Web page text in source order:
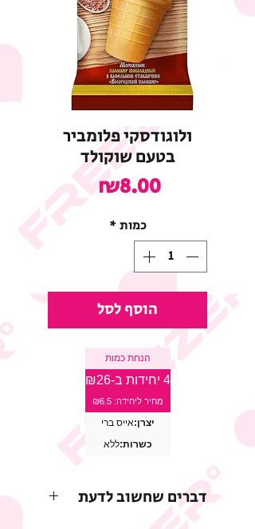
ולוגודסקי פלומביר
בטעם שוקולד
₪8.00מחיר
כמות *
הוסף לסל
הנחת כמות
4 יחידות ב-₪26
מחיר ליחידה: ₪6.5
יצרן:אייס ברי
כשרות:ללא
דברים שחשוב לדעת